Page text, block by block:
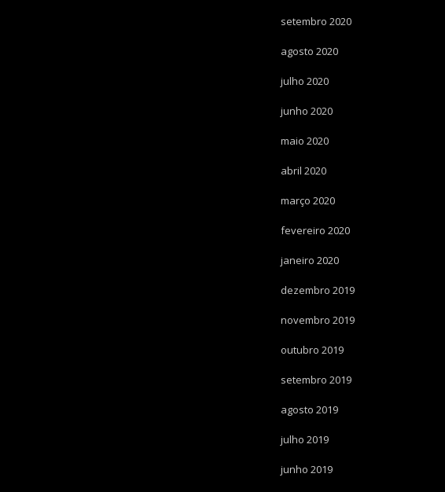
setembro 2020
agosto 2020
julho 2020
junho 2020
maio 2020
abril 2020
março 2020
fevereiro 2020
janeiro 2020
dezembro 2019
novembro 2019
outubro 2019
setembro 2019
agosto 2019
julho 2019
junho 2019